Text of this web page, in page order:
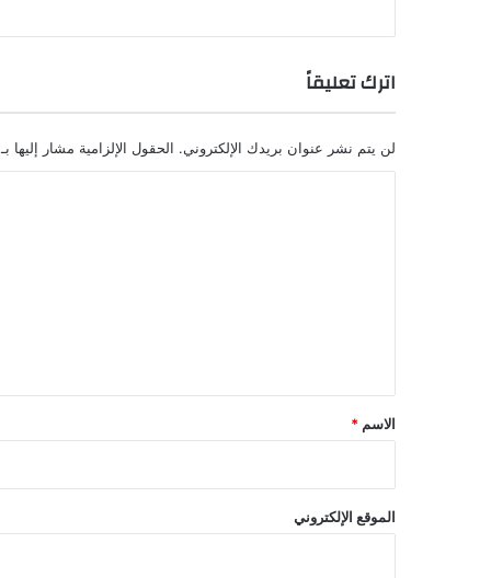
اترك تعليقاً
لن يتم نشر عنوان بريدك الإلكتروني. الحقول الإلزامية مشار إليها بـ
*
الاسم *
الموقع الإلكتروني